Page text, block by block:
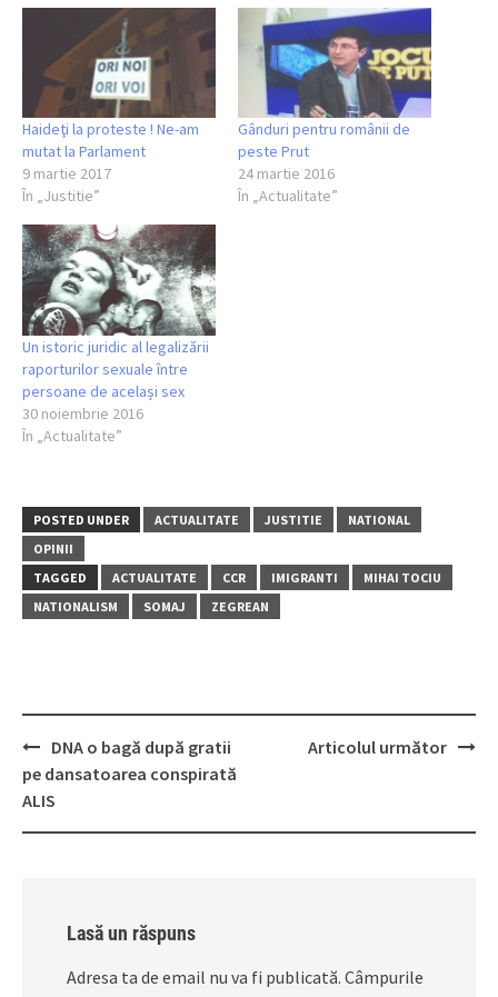
Haideţi la proteste ! Ne-am
mutat la Parlament
9 martie 2017
În „Justitie”
Gânduri pentru românii de
peste Prut
24 martie 2016
În „Actualitate”
Un istoric juridic al legalizării
raporturilor sexuale între
persoane de același sex
30 noiembrie 2016
În „Actualitate”
POSTED UNDER ACTUALITATE JUSTITIE
NATIONAL
OPINII
TAGGED
ACTUALITATE CCR IMIGRANTI
MIHAI TOCIU
NATIONALISM
SOMAJ ZEGREAN
Post
navigation
DNA o bagă după gratii
pe dansatoarea conspirată
ALIS
Articolul următor
Lasă un răspuns
Adresa ta de email nu va fi publicată. Câmpurile